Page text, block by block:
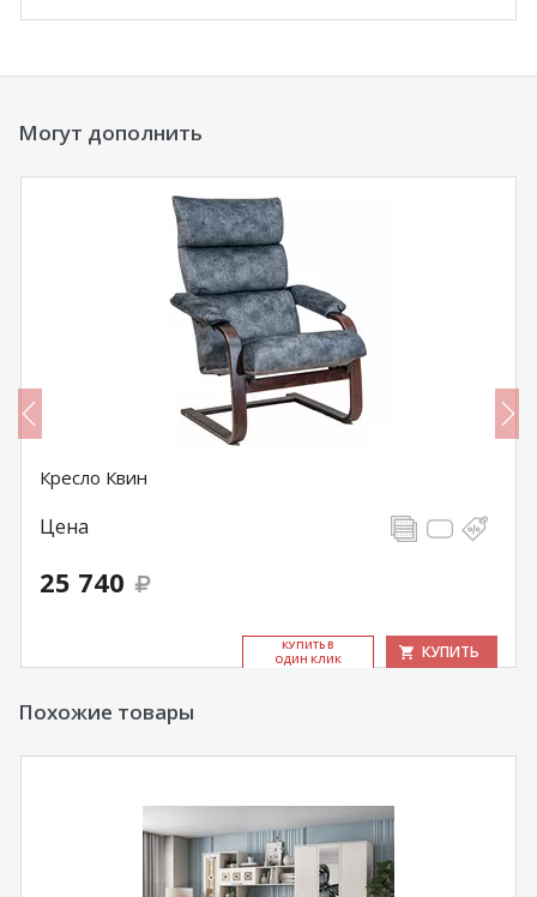
Могут дополнить
Кресло Квин
Цена
25 740
КУ­ПИТЬ В
ОДИН КЛИК
КУПИТЬ
Похожие товары